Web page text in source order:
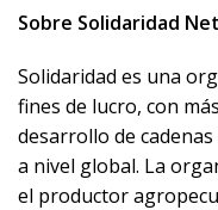
Sobre Solidaridad
Solidaridad es una
fines de lucro, con
desarrollo de
a nivel global. La
el productor